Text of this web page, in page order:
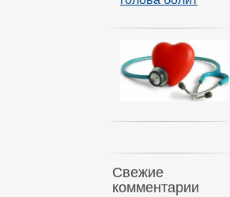
Свежие
комментарии